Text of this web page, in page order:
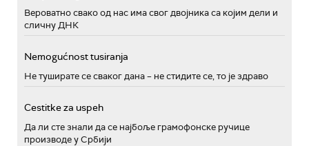
Вероватно свако од нас има свог двојника са којим дели и
сличну ДНК
Nemogućnost tusiranja
Не туширате се сваког дана – не стидите се, то је здраво
Cestitke za uspeh
Да ли сте знали да се најбоље грамофонске ручице
производе у Србији